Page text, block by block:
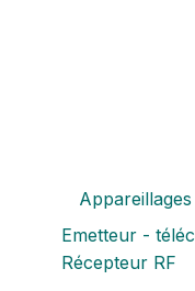
Appareillages
Emetteur -
Récepteur RF